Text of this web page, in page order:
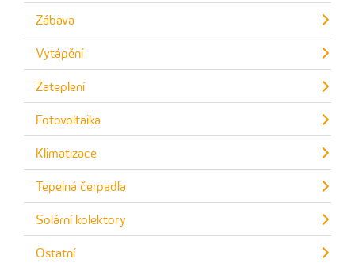
Zábava
Vytápění
Zateplení
Fotovoltaika
Klimatizace
Tepelná čerpadla
Solární kolektory
Ostatní